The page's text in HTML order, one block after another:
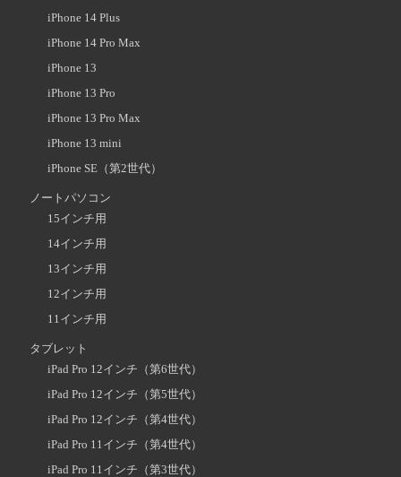
iPhone 14 Plus
iPhone 14 Pro Max
iPhone 13
iPhone 13 Pro
iPhone 13 Pro Max
iPhone 13 mini
iPhone SE（第2世代）
ノートパソコン
15インチ用
14インチ用
13インチ用
12インチ用
11インチ用
タブレット
iPad Pro 12インチ（第6世代）
iPad Pro 12インチ（第5世代）
iPad Pro 12インチ（第4世代）
iPad Pro 11インチ（第4世代）
iPad Pro 11インチ（第3世代）